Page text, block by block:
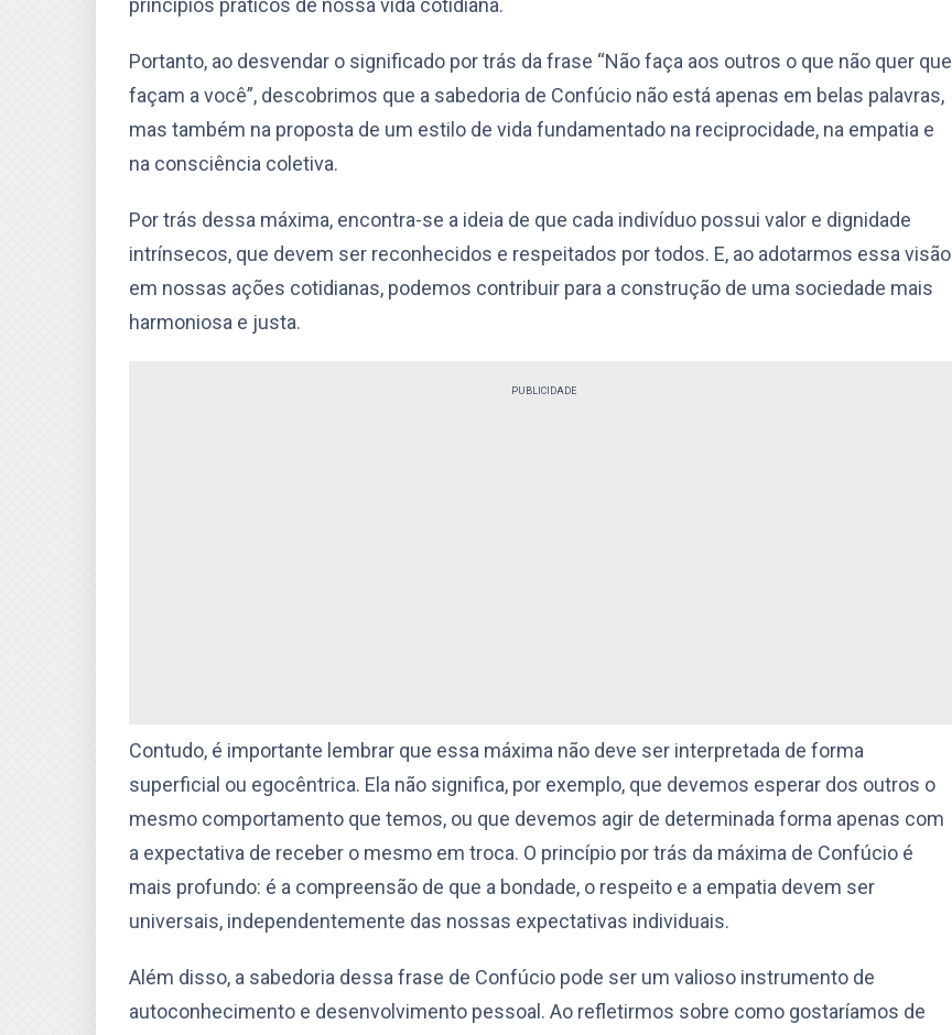
princípios práticos de nossa vida cotidiana.
Portanto, ao desvendar o significado por trás da frase “Não faça aos outros o que não quer que
façam a você”, descobrimos que a sabedoria de Confúcio não está apenas em belas palavras,
mas também na proposta de um estilo de vida fundamentado na reciprocidade, na empatia e
na consciência coletiva.
Por trás dessa máxima, encontra-se a ideia de que cada indivíduo possui valor e dignidade
intrínsecos, que devem ser reconhecidos e respeitados por todos. E, ao adotarmos essa visão
em nossas ações cotidianas, podemos contribuir para a construção de uma sociedade mais
harmoniosa e justa.
PUBLICIDADE
Contudo, é importante lembrar que essa máxima não deve ser interpretada de forma
superficial ou egocêntrica. Ela não significa, por exemplo, que devemos esperar dos outros o
mesmo comportamento que temos, ou que devemos agir de determinada forma apenas com
a expectativa de receber o mesmo em troca. O princípio por trás da máxima de Confúcio é
mais profundo: é a compreensão de que a bondade, o respeito e a empatia devem ser
universais, independentemente das nossas expectativas individuais.
Além disso, a sabedoria dessa frase de Confúcio pode ser um valioso instrumento de
autoconhecimento e desenvolvimento pessoal. Ao refletirmos sobre como gostaríamos de